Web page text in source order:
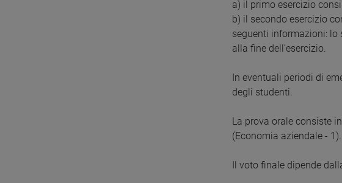
a) il primo esercizio
b) il secondo esercizio
seguenti informazioni: lo
alla fine dell’esercizio.
In eventuali periodi di
degli studenti.
La prova orale consiste
(Economia aziendale - 1).
Il voto finale dipende